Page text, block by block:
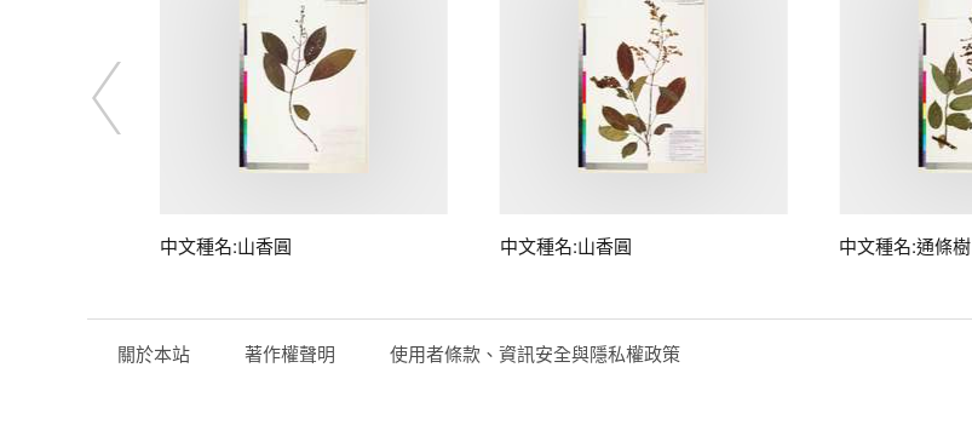
中文種名:山香圓 中文種名:山香圓 中文種名:通條樹
關於本站 著作權聲明 使用者條款、資訊安全與隱私權政策